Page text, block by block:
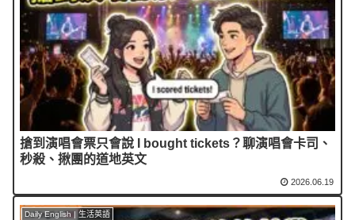
搶到演唱會票只會說 I bought tickets？聊演唱會卡司、
秒殺、揪團的道地英文
2026.06.19
Daily English | 生活英語